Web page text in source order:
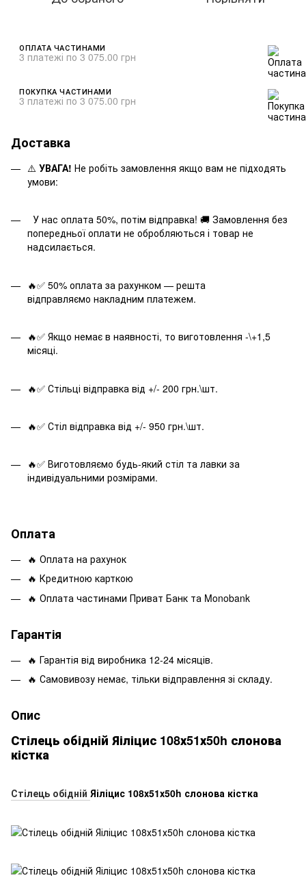
ОПЛАТА ЧАСТИНАМИ
3 платежі по 3 075.00 грн
ПОКУПКА ЧАСТИНАМИ
3 платежі по 3 075.00 грн
Доставка
⚠️ УВАГА! Не робіть замовлення якщо вам не підходять
умови:
У нас оплата 50%, потім відправка! 🚚 Замовлення без
попередньої оплати не обробляються і товар не
надсилається.
🔥✅ 50% оплата за рахунком — решта
відправляємо накладним платежем.
🔥✅ Якщо немає в наявності, то виготовлення -\+1,5
місяці.
🔥✅ Стільці відправка від +/- 200 грн.\шт.
🔥✅ Стіл відправка від +/- 950 грн.\шт.
🔥✅ Виготовляємо будь-який стіл та лавки за
індивідуальними розмірами.
Оплата
🔥 Оплата на рахунок
🔥 Кредитною карткою
🔥 Оплата частинами Приват Банк та Monobank
Гарантія
🔥 Гарантія від виробника 12-24 місяців.
🔥 Самовивозу немає, тільки відправлення зі складу.
Опис
Стілець обідній Яіліцис 108х51х50h слонова
кістка
Стілець обідній Яіліцис 108х51х50h слонова кістка